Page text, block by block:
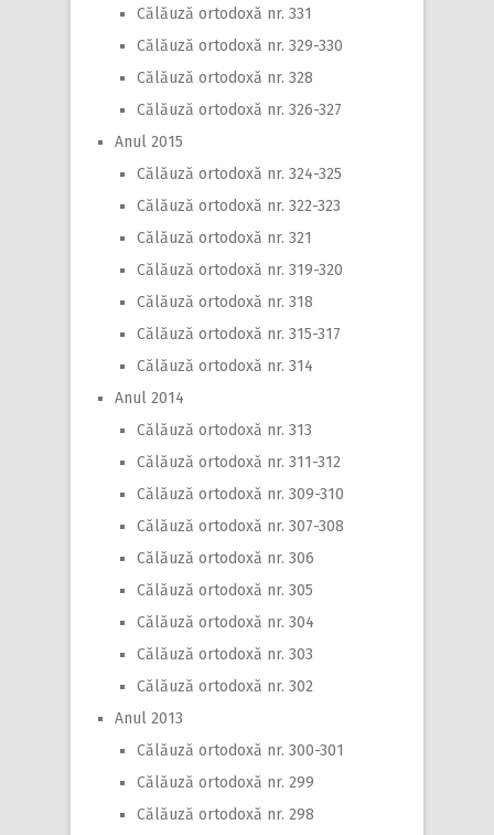
Călăuză ortodoxă nr. 331
Călăuză ortodoxă nr. 329-330
Călăuză ortodoxă nr. 328
Călăuză ortodoxă nr. 326-327
Anul 2015
Călăuză ortodoxă nr. 324-325
Călăuză ortodoxă nr. 322-323
Călăuză ortodoxă nr. 321
Călăuză ortodoxă nr. 319-320
Călăuză ortodoxă nr. 318
Călăuză ortodoxă nr. 315-317
Călăuză ortodoxă nr. 314
Anul 2014
Călăuză ortodoxă nr. 313
Călăuză ortodoxă nr. 311-312
Călăuză ortodoxă nr. 309-310
Călăuză ortodoxă nr. 307-308
Călăuză ortodoxă nr. 306
Călăuză ortodoxă nr. 305
Călăuză ortodoxă nr. 304
Călăuză ortodoxă nr. 303
Călăuză ortodoxă nr. 302
Anul 2013
Călăuză ortodoxă nr. 300-301
Călăuză ortodoxă nr. 299
Călăuză ortodoxă nr. 298